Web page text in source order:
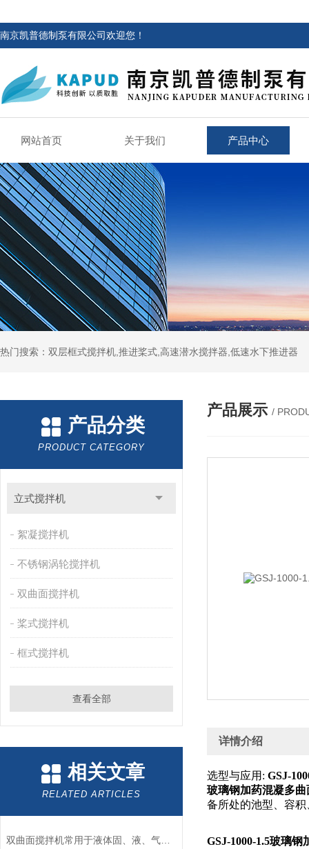
南京凯普德制泵有限公司欢迎您！
网站首页 关于我们 产品中心
热门搜索：双层框式搅拌机,推进桨式,高速潜水搅拌器,低速水下推进器
产品分类
PRODUCT CATEGORY
立式搅拌机
絮凝搅拌机
不锈钢涡轮搅拌机
双曲面搅拌机
桨式搅拌机
框式搅拌机
查看全部
相关文章
RELATED ARTICLES
双曲面搅拌机常用于液体固、液、气混合的场合
产品展示 /
详情介绍
选型与应用: GSJ-
玻璃钢加药混凝多曲
备所处的池型、容
GSJ-1000-1.5玻璃